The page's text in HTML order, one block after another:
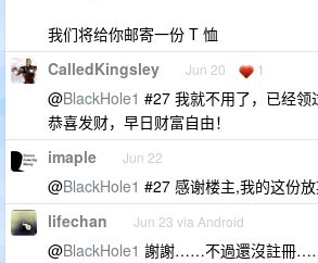
我们将给你邮寄一份 T 恤
CalledKingsley Jun 20 1
@BlackHole1 #27 我就不用了，已经领
恭喜发财，早日财富自由！
imaple Jun 22
@BlackHole1 #27 感谢楼主,我的这份
lifechan Jun 23 via Android
@BlackHole1 謝謝……不過還沒註冊